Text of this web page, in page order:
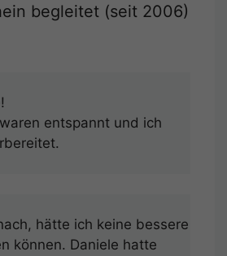
begleitet (seit 2006)
entspannt und ich
hätte ich keine bessere
können. Daniele hatte